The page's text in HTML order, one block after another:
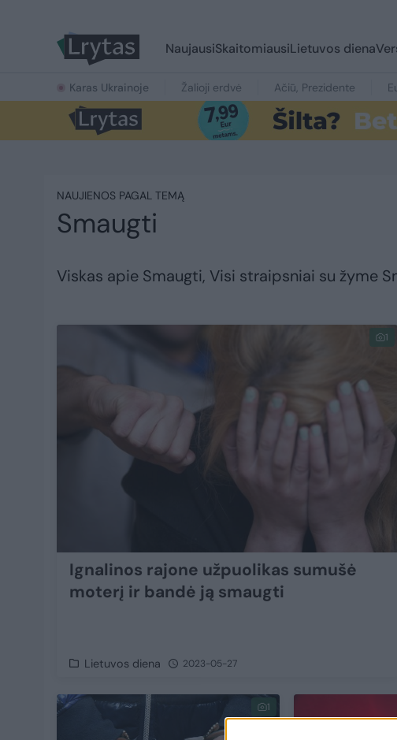
NaujausiSkaitomiausiLietuvos diena
Karas Ukrainoje Žalioji erdvė Ačiū, Prezidente
NAUJIENOS PAGAL TEMĄ
Smaugti
Viskas apie Smaugti, Visi straipsniai su žyme
1
Ignalinos rajone užpuolikas sumušė
moterį ir bandė ją smaugti
Lietuvos diena 2023-05-27
1